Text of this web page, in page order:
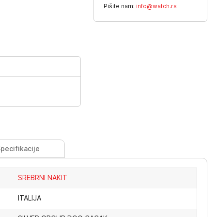
Pišite nam: info@watch.rs
SREBRNI NAKIT
ITALIJA